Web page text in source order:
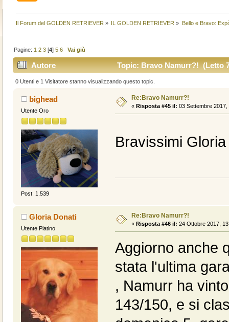
Il Forum del GOLDEN RETRIEVER » IL GOLDEN RETRIEVER » Bello e Bravo:
Pagine: 1 2 3 [4]5 6 Vai giù
Autore Topic: Bravo Namurr?! (Letto
0 Utenti e 1 Visitatore stanno visualizzando questo topic.
bighead
Utente Oro
Post: 1.539
Re:Bravo Namurr?!
« Risposta #45 il: 03 Settembre 2017,
Bravissimi
Gloria Donati
Utente Platino
Re:Bravo Namurr?!
« Risposta #46 il: 24 Ottobre 2017,
Aggiorno anche
stata l'ultima
, Namurr ha
143/150, e si